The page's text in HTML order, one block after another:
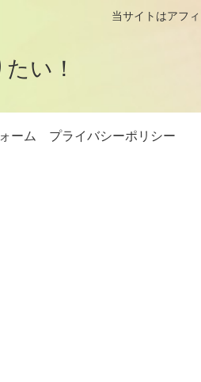
ィリエイト広告を
い！
ーム プライバシーポリシー